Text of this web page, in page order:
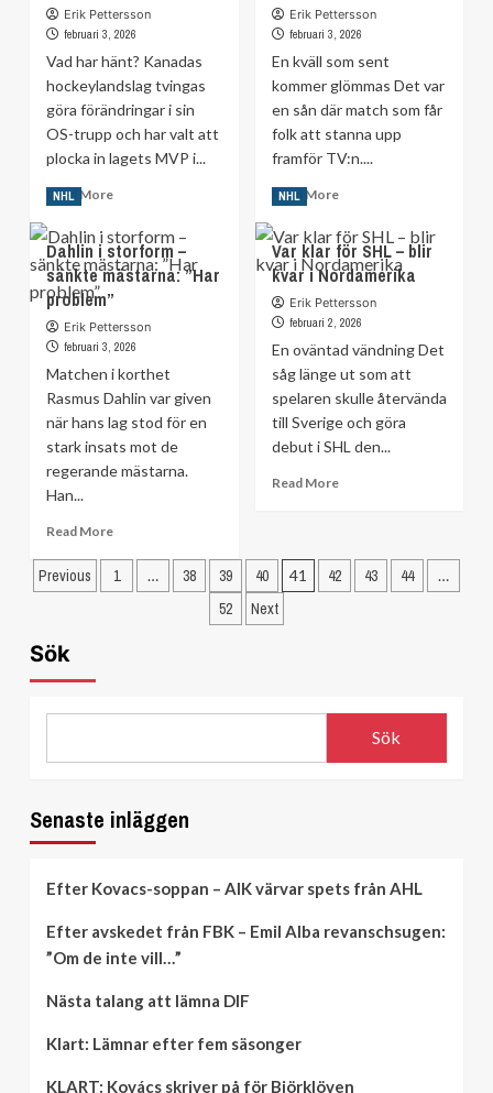
med
udda
mål
Erik Pettersson
februari 3, 2026
Vad har hänt? Kanadas
hockeylandslag tvingas
göra förändringar i sin
OS-trupp och har valt att
plocka in lagets MVP i...
Read MoreRead
about
Kanada
ändrar
OS-
får
en
plats
Erik Pettersson
februari 3, 2026
En kväll som sent
kommer glömmas Det var
en sån där match som får
folk att stanna upp
framför TV:n....
Read MoreRead
about
TV:
Nashville
historia
galna
vändningen
NHL
Dahlin i storform –
sänkte mästarna: ”Har
problem”
Erik Pettersson
februari 3, 2026
Matchen i korthet
Rasmus Dahlin var given
när hans lag stod för en
stark insats mot de
regerande mästarna.
Han...
Read MoreRead
about
Dahlin
”Har
NHL
Var klar för SHL – blir
kvar i Nordamerika
Erik Pettersson
februari 2, 2026
En oväntad vändning Det
såg länge ut som att
spelaren skulle återvända
till Sverige och göra
debut i SHL den...
Read MoreRead
klar
för
Sidnumrering
för
Previous 1 … 38 39 40 41 42 43 44 …
52 Next
Sök
Sök
Senaste inläggen
Efter Kovacs-soppan – AIK värvar spets från AHL
Efter avskedet från FBK – Emil Alba revanschsugen:
”Om de inte vill…”
Nästa talang att lämna DIF
Klart: Lämnar efter fem säsonger
KLART: Kovács skriver på för Björklöven